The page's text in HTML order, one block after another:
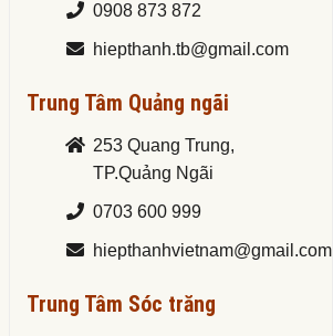
0908 873 872
hiepthanh.tb@gmail.com
Trung Tâm Quảng ngãi
253 Quang Trung,
TP.Quảng Ngãi
0703 600 999
hiepthanhvietnam@gmail.com
Trung Tâm Sóc trăng